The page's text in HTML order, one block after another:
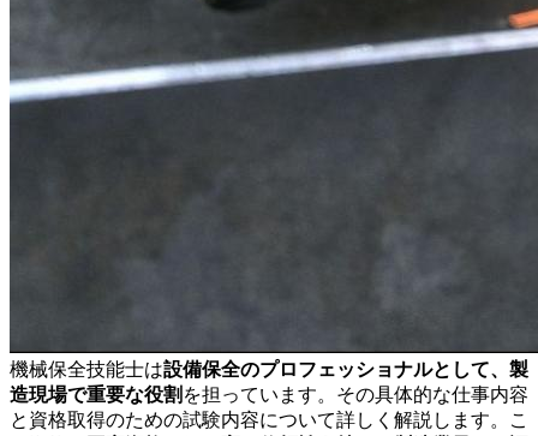
機械保全技能士は設備保全のプロフェッショナルとして、製
造現場で重要な役割 を担っています。その具体的な仕事内容
と資格取得のための試験内容について詳しく解説します。こ